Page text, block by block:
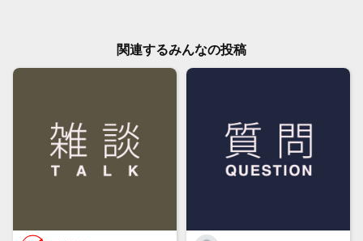
関連するみんなの投稿